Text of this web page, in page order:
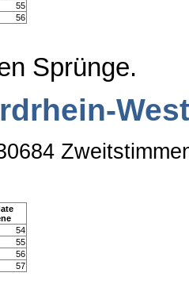
55
56
Sprünge.
54
55
56
57